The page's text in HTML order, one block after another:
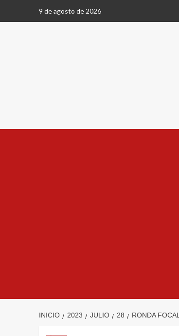
9 de agosto de 2026
INICIO 2023 JULIO 28 RONDA